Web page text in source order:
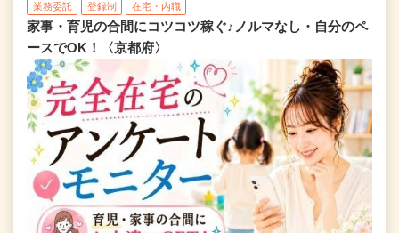
業務委託 登録制 在宅・内職
家事・育児の合間にコツコツ稼ぐ♪ノルマなし・自分のペ
ースでOK！〈京都府〉